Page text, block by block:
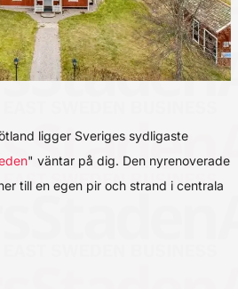
ligger Sveriges sydligaste
" väntar på dig. Den nyrenoverade
till en egen pir och strand i centrala